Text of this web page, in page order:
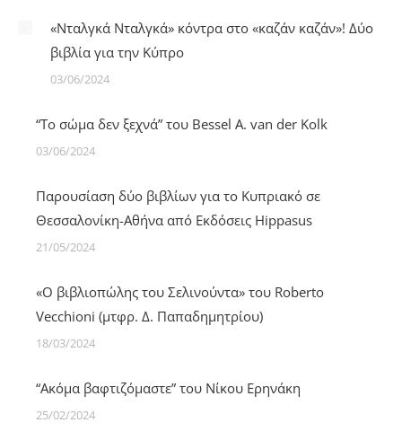
«Νταλγκά Νταλγκά» κόντρα στο «καζάν καζάν»! Δύο
βιβλία για την Κύπρο
03/06/2024
“Το σώμα δεν ξεχνά” του Bessel A. van der Kolk
03/06/2024
Παρουσίαση δύο βιβλίων για το Κυπριακό σε
Θεσσαλονίκη-Αθήνα από Εκδόσεις Hippasus
21/05/2024
«Ο βιβλιoπώλης του Σελινούντα» του Roberto
Vecchioni (μτφρ. Δ. Παπαδημητρίου)
18/03/2024
“Ακόμα βαφτιζόμαστε” του Νίκου Ερηνάκη
25/02/2024